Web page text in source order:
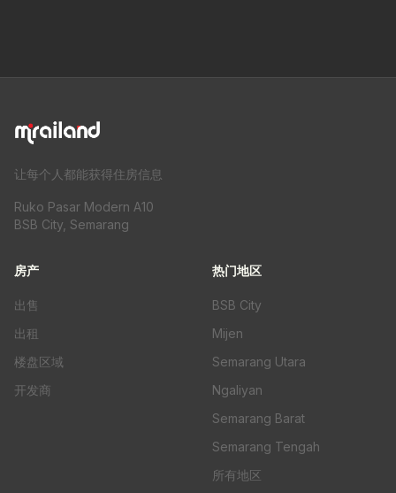
让每个人都能获得住房信息
Ruko Pasar Modern A10
BSB City, Semarang
房产
出售
出租
楼盘区域
开发商
热门地区
BSB City
Mijen
Semarang Utara
Ngaliyan
Semarang Barat
Semarang Tengah
所有地区